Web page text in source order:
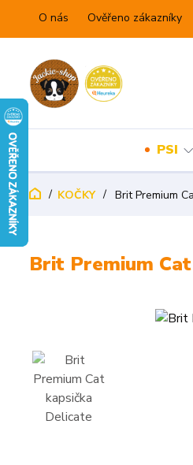
O nás Ověřeno zákazníky
PSI
KOČKY Brit Premium
Brit Premium